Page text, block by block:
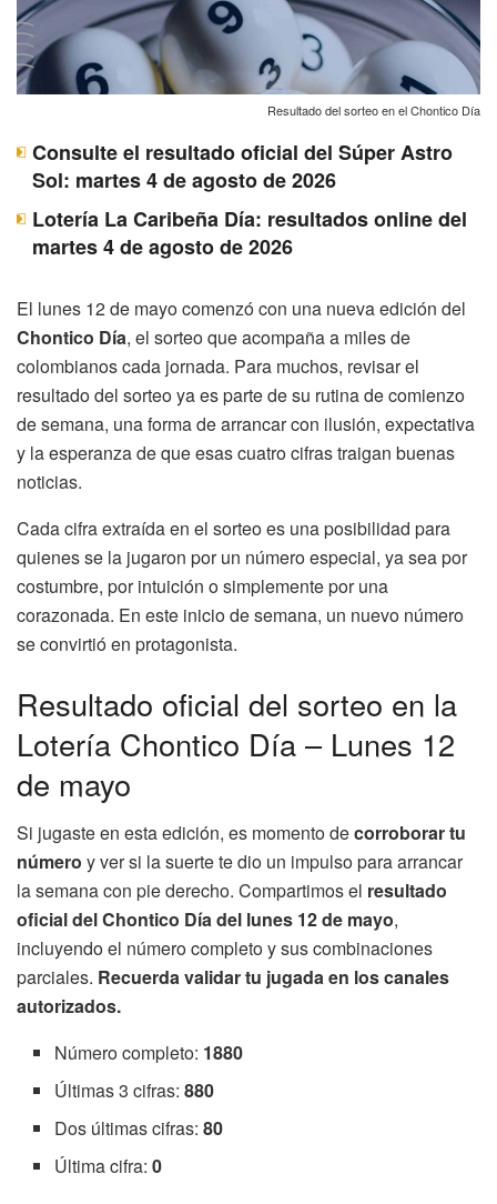
Resultado del sorteo en el Chontico Día
Consulte el resultado oficial del Súper Astro
Sol: martes 4 de agosto de 2026
Lotería La Caribeña Día: resultados online del
martes 4 de agosto de 2026
El lunes 12 de mayo comenzó con una nueva edición del
Chontico Día, el sorteo que acompaña a miles de
colombianos cada jornada. Para muchos, revisar el
resultado del sorteo ya es parte de su rutina de comienzo
de semana, una forma de arrancar con ilusión, expectativa
y la esperanza de que esas cuatro cifras traigan buenas
noticias.
Cada cifra extraída en el sorteo es una posibilidad para
quienes se la jugaron por un número especial, ya sea por
costumbre, por intuición o simplemente por una
corazonada. En este inicio de semana, un nuevo número
se convirtió en protagonista.
Resultado oficial del sorteo en la
Lotería Chontico Día – Lunes 12
de mayo
Si jugaste en esta edición, es momento decorroborar tu
número y ver si la suerte te dio un impulso para arrancar
la semana con pie derecho. Compartimos el resultado
oficial del Chontico Día del lunes 12 de mayo,
incluyendo el número completo y sus combinaciones
parciales. Recuerda validar tu jugada en los canales
autorizados.
Número completo: 1880
Últimas 3 cifras:880
Dos últimas cifras:80
Última cifra: 0